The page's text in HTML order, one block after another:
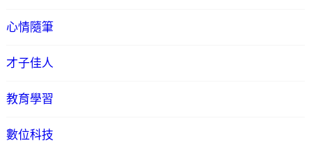
心情隨筆
才子佳人
教育學習
數位科技